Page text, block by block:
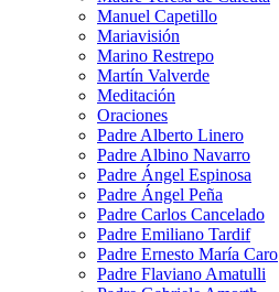
Manuel Capetillo
Mariavisión
Marino Restrepo
Martín Valverde
Meditación
Oraciones
Padre Alberto Linero
Padre Albino Navarro
Padre Ángel Espinosa
Padre Ángel Peña
Padre Carlos Cancelado
Padre Emiliano Tardif
Padre Ernesto María Caro
Padre Flaviano Amatulli